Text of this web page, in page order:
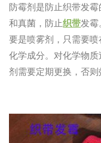
防霉剂是防止织带发
和真菌，防止织带发
要是喷雾剂，只需要
化学成分。对化学物
剂需要定期更换，否则